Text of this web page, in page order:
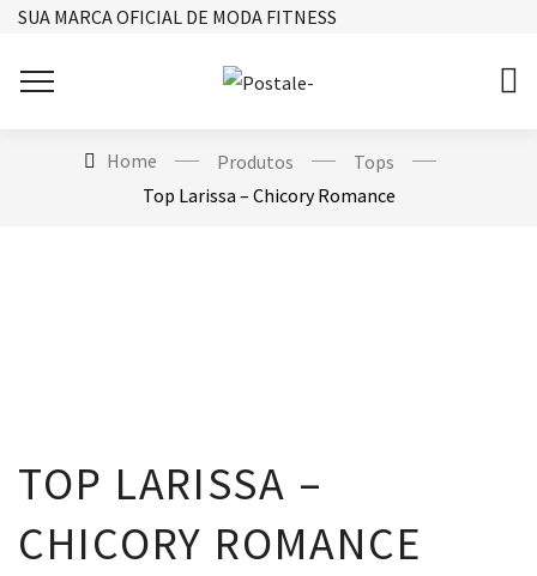
SUA MARCA OFICIAL DE MODA FITNESS
Home Produtos
Tops
Top Larissa – Chicory Romance
TOP LARISSA –
CHICORY ROMANCE